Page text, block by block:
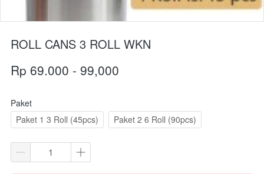
ROLL CANS 3 ROLL WKN
Rp 69.000 - 99,000
Paket
Paket 1 3 Roll (45pcs)
Paket 2 6 Roll (90pcs)